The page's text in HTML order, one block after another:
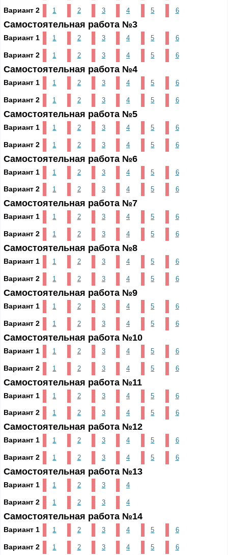
Вариант 2 1 2 3 4 5 6
Самостоятельная работа №3
Вариант 1 1 2 3 4 5 6
Вариант 2 1 2 3 4 5 6
Самостоятельная работа №4
Вариант 1 1 2 3 4 5 6
Вариант 2 1 2 3 4 5 6
Самостоятельная работа №5
Вариант 1 1 2 3 4 5 6
Вариант 2 1 2 3 4 5 6
Самостоятельная работа №6
Вариант 1 1 2 3 4 5 6
Вариант 2 1 2 3 4 5 6
Самостоятельная работа №7
Вариант 1 1 2 3 4 5 6
Вариант 2 1 2 3 4 5 6
Самостоятельная работа №8
Вариант 1 1 2 3 4 5 6
Вариант 2 1 2 3 4 5 6
Самостоятельная работа №9
Вариант 1 1 2 3 4 5 6
Вариант 2 1 2 3 4 5 6
Самостоятельная работа №10
Вариант 1 1 2 3 4 5 6
Вариант 2 1 2 3 4 5 6
Самостоятельная работа №11
Вариант 1 1 2 3 4 5 6
Вариант 2 1 2 3 4 5 6
Самостоятельная работа №12
Вариант 1 1 2 3 4 5 6
Вариант 2 1 2 3 4 5 6
Самостоятельная работа №13
Вариант 1 1 2 3 4
Вариант 2 1 2 3 4
Самостоятельная работа №14
Вариант 1 1 2 3 4 5 6
Вариант 2 1 2 3 4 5 6